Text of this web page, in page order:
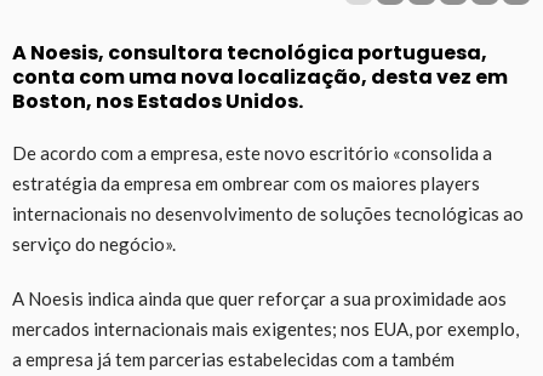
A Noesis, consultora tecnológica portuguesa,
conta com uma nova localização, desta vez em
Boston, nos Estados Unidos.
De acordo com a empresa, este novo escritório «consolida a
estratégia da empresa em ombrear com os maiores players
internacionais no desenvolvimento de soluções tecnológicas ao
serviço do negócio».
A Noesis indica ainda que quer reforçar a sua proximidade aos
mercados internacionais mais exigentes; nos EUA, por exemplo,
a empresa já tem parcerias estabelecidas com a também